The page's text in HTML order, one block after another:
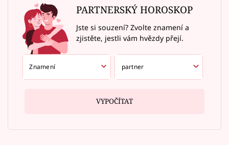
PARTNERSKÝ HOROSKOP
Jste si souzení? Zvolte znamení a
zjistěte, jestli vám hvězdy přejí.
VYPOČÍTAT